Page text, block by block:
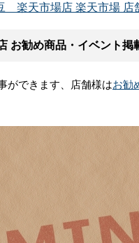
楽天市場店 楽天市場 店
お勧め商品・イベント掲
ができます、店舗様はお勧